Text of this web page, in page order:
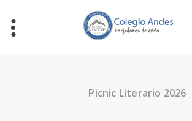
Picnic Literario 2026